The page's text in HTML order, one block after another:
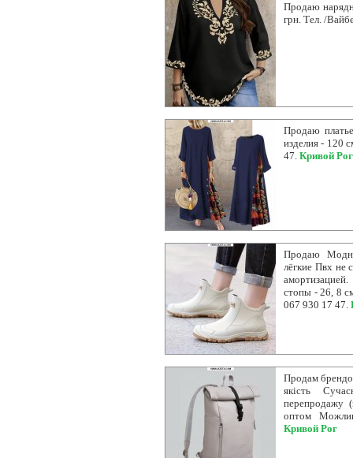
Продаю
грн. Тел. /
Продаю
изделия - 120
47. Кривой Рог
Продаю
лёгкие Пвх не
стопы - 26, 8
067 930 17 47.
Продам
якість
перепродажу
оптом
Кривой Рог